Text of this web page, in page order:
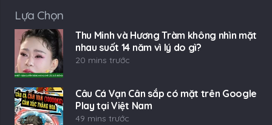
Lựa Chọn
Thu Minh và Hương Tràm không nhìn mặt
nhau suốt 14 năm vì lý do gì?
20 mins trước
Câu Cá Vạn Cân sắp có mặt trên Google
Play tại Việt Nam
49 mins trước